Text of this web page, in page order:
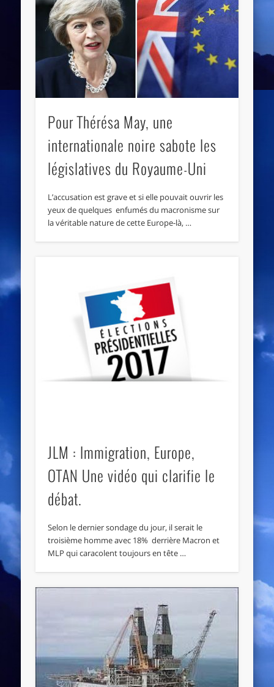
Pour Thérésa May, une
internationale noire sabote les
législatives du Royaume-Uni
L’accusation est grave et si elle pouvait ouvrir les
yeux de quelques enfumés du macronisme sur
la véritable nature de cette Europe-là, …
JLM : Immigration, Europe,
OTAN Une vidéo qui clarifie le
débat.
Selon le dernier sondage du jour, il serait le
troisième homme avec 18% derrière Macron et
MLP qui caracolent toujours en tête …